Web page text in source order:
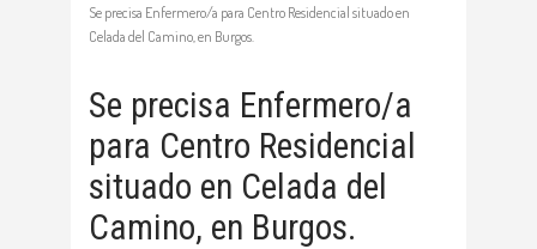
Se precisa Enfermero/a para Centro Residencial situado en
Celada del Camino, en Burgos.
Se precisa Enfermero/a
para Centro Residencial
situado en Celada del
Camino, en Burgos.